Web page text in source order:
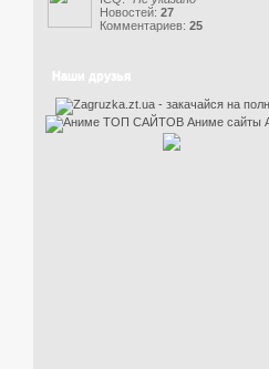
Новостей: 27
Комментариев: 25
Наши друзья